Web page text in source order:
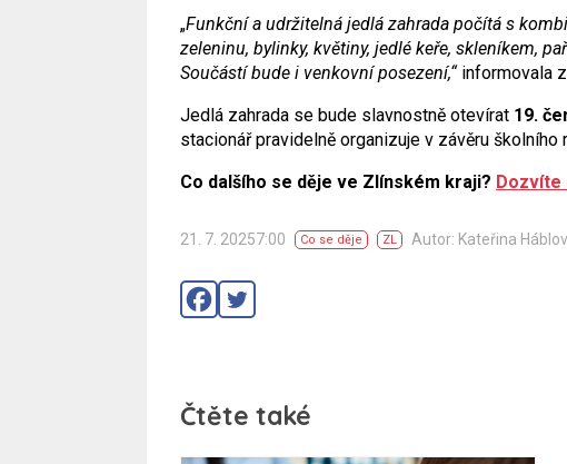
„Funkční a udržitelná jedlá zahrada počítá s
zeleninu, bylinky, květiny, jedlé keře, skleníkem,
Součástí bude i venkovní posezení,“informovala
Jedlá zahrada se bude slavnostně otevírat 19.
stacionář pravidelně organizuje v závěru školního
Co dalšího se děje ve Zlínském kraji? Dozvíte
21. 7. 20257:00 Co se děje ZL Autor: Kateřina
Čtěte také